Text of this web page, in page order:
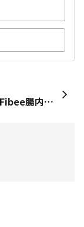
【投票】Fibee腸内会の「ファンネーム」をみんなで決めよう！